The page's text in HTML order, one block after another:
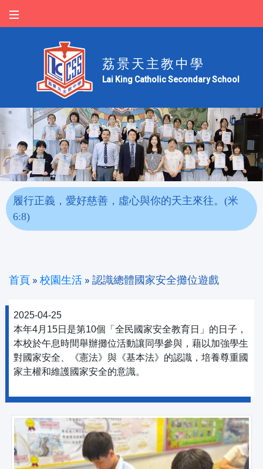
荔景天主教中學
Lai King Catholic Secondary School
履行正義，愛好慈善，虛心與你的天主來往。(米
6:8)
首頁 » 校園生活 » 認識總體國家安全攤位遊戲
2025-04-25
本年4月15日是第10個「全民國家安全教育日」的日子，
本校於午息時間舉辦攤位活動讓同學參與，藉以加強學生
對國家安全、《憲法》與《基本法》的認識，培養尊重國
家主權和維護國家安全的意識。